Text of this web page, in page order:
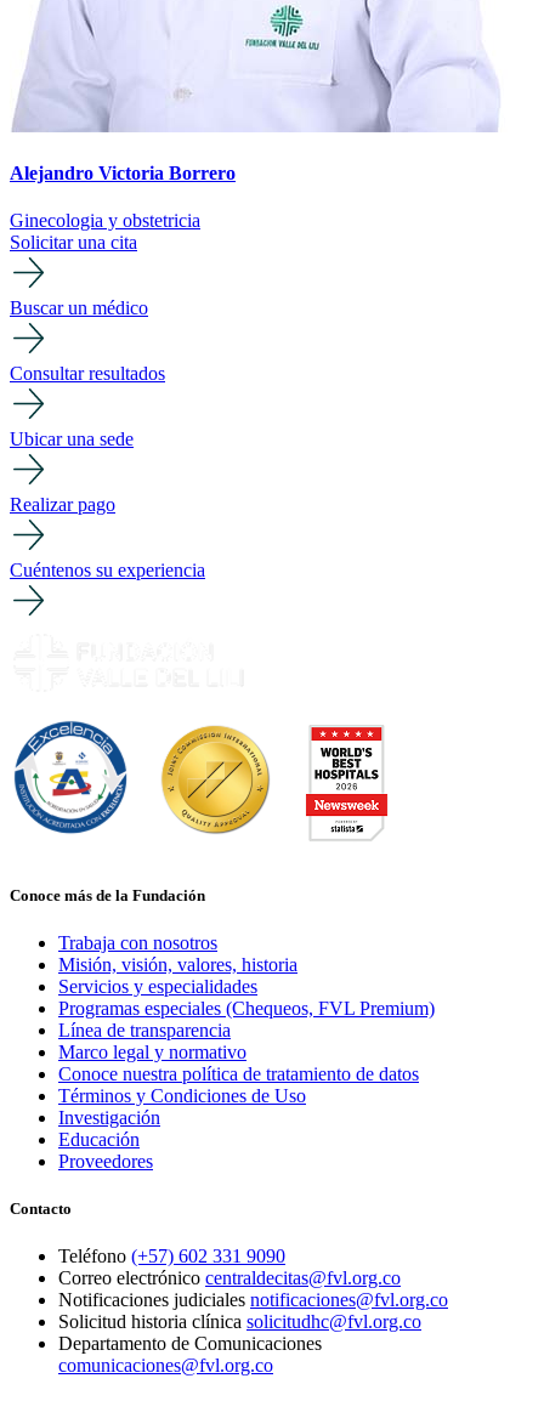
Alejandro Victoria Borrero
Ginecologia y obstetricia
Solicitar una cita
Buscar un médico
Consultar resultados
Ubicar una sede
Realizar pago
Cuéntenos su experiencia
Conoce más de la Fundación
Trabaja con nosotros
Misión, visión, valores, historia
Servicios y especialidades
Programas especiales (Chequeos, FVL Premium)
Línea de transparencia
Marco legal y normativo
Conoce nuestra política de tratamiento de datos
Términos y Condiciones de Uso
Investigación
Educación
Proveedores
Contacto
Teléfono (+57) 602 331 9090
Correo electrónico centraldecitas@fvl.org.co
Notificaciones judiciales notificaciones@fvl.org.co
Solicitud historia clínica solicitudhc@fvl.org.co
Departamento de Comunicaciones
comunicaciones@fvl.org.co